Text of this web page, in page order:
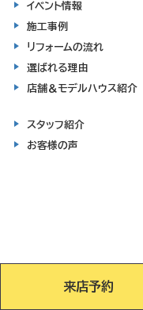
イベント情報
施工事例
リフォームの流れ
選ばれる理由
店舗＆モデルハウス紹介
スタッフ紹介
お客様の声
来店予約